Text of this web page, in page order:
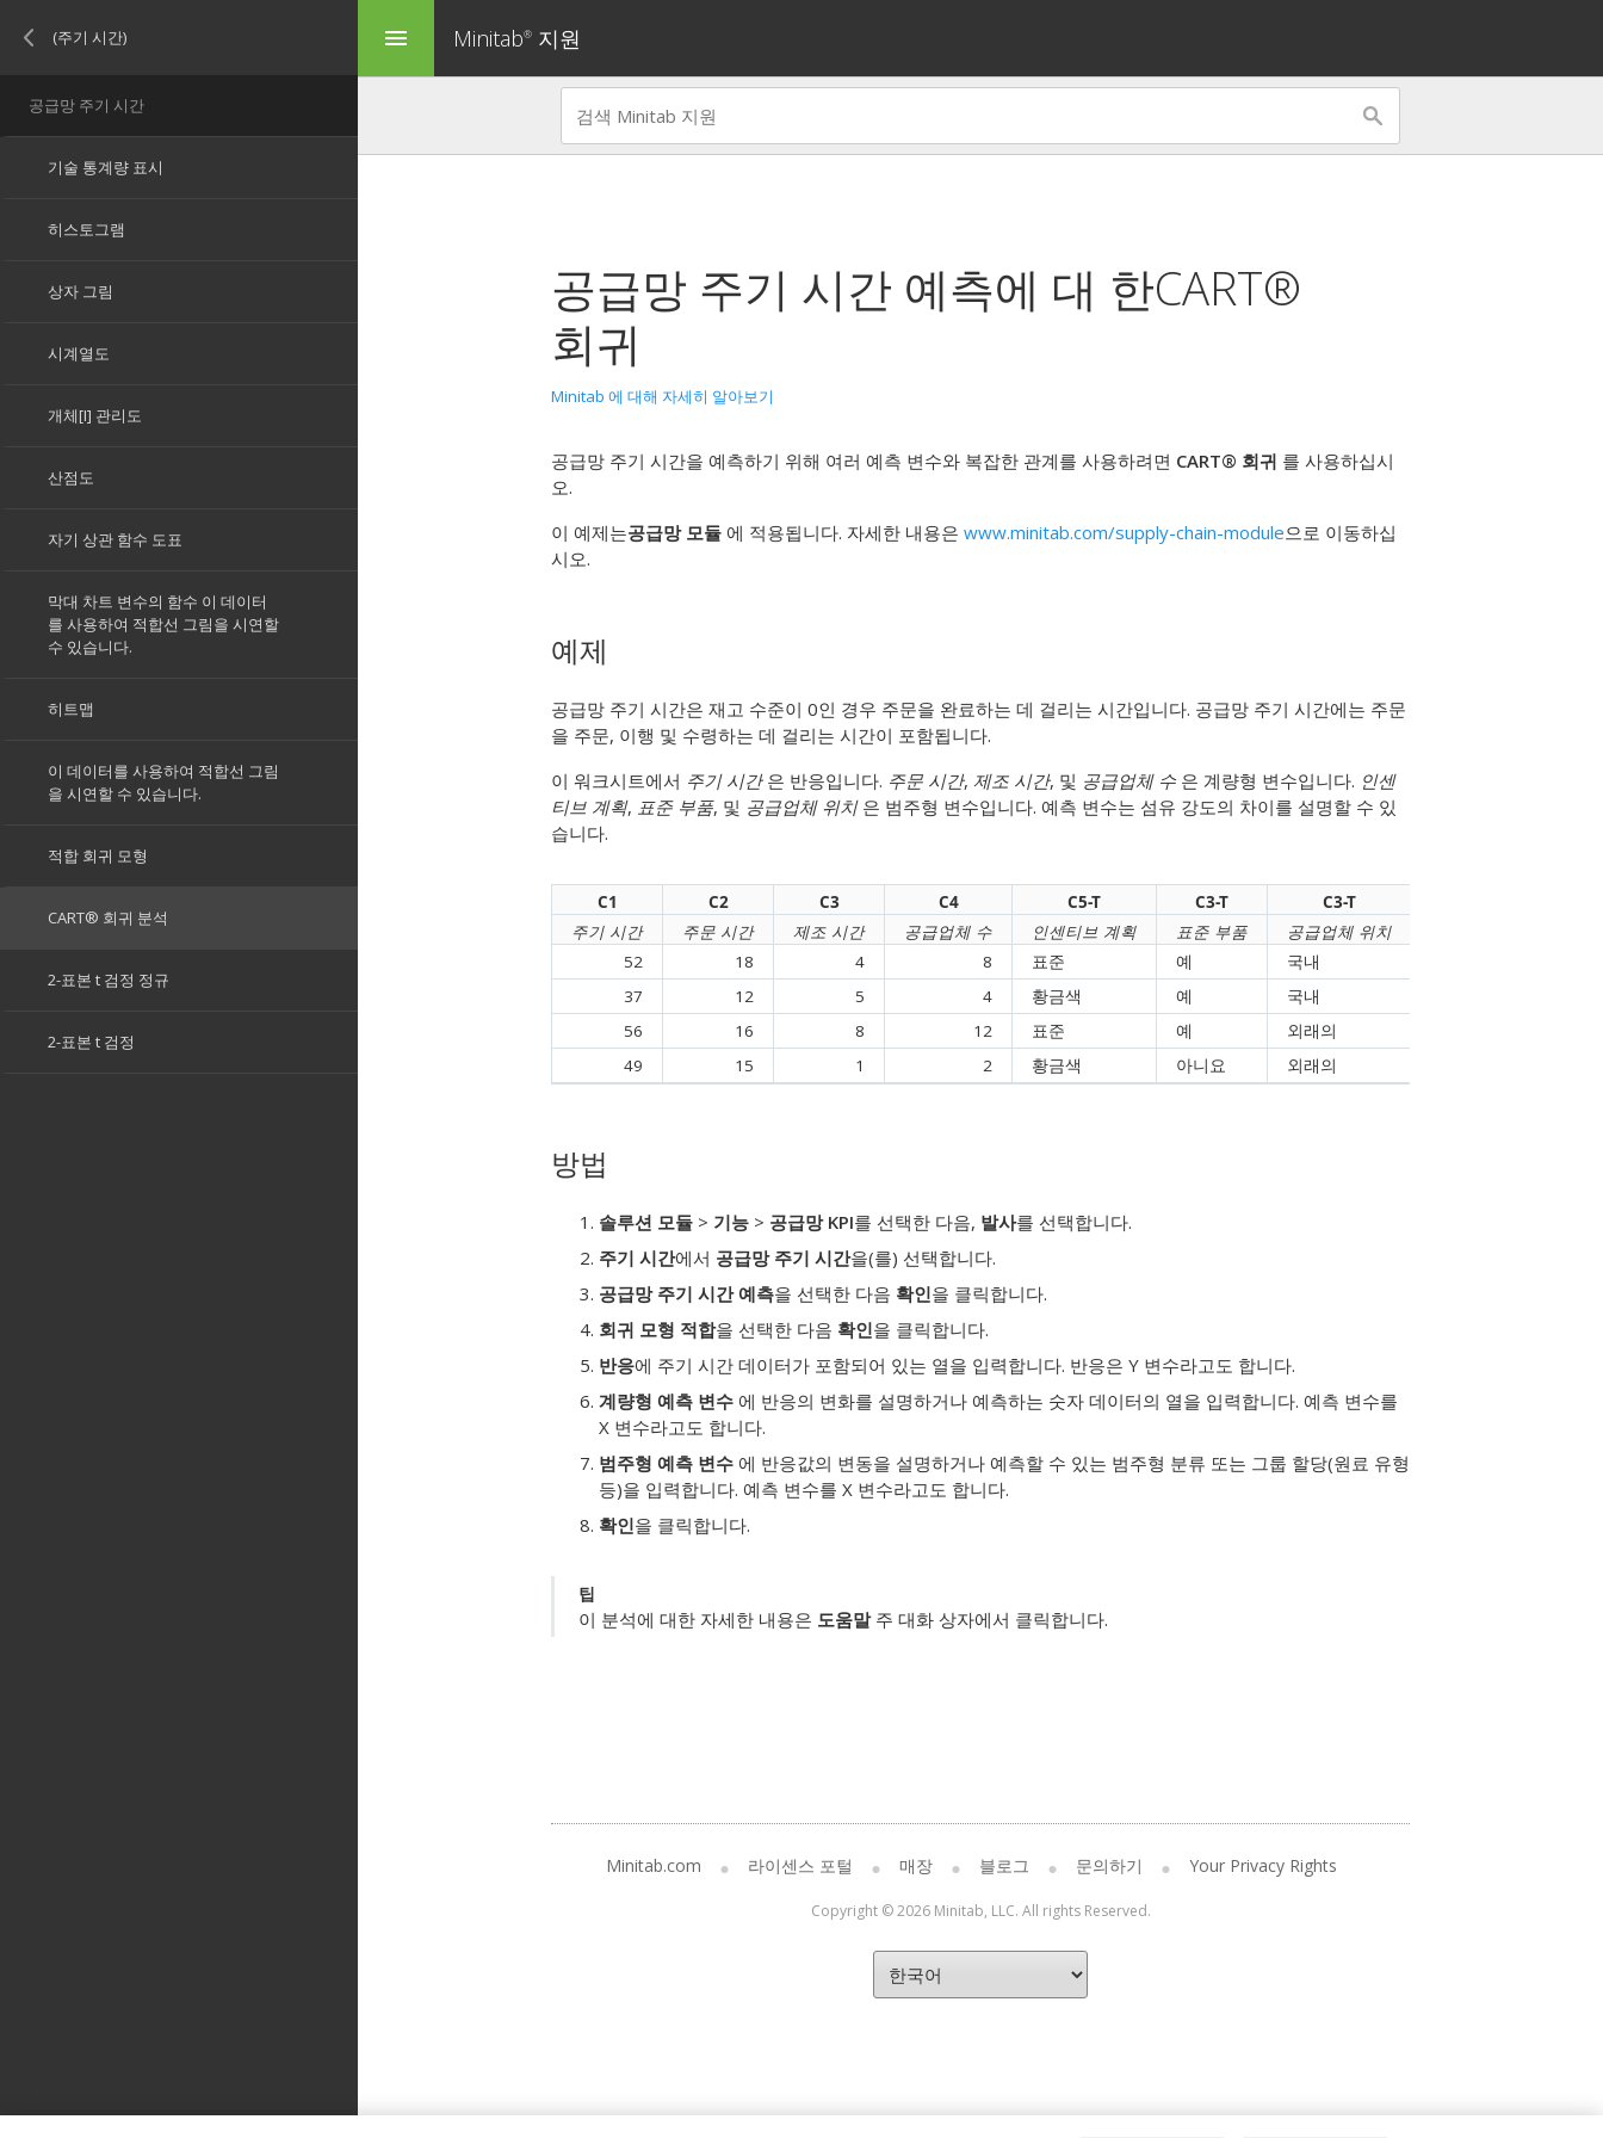
menu Minitab® 지원
공급망 주기 시간 예측에 대 한CART®
회귀
Minitab 에 대해 자세히 알아보기
공급망 주기 시간을 예측하기 위해 여러 예측 변수와 복잡한 관계를 사용하려면 CART® 회귀 를 사용하십시
오.
이 예제는공급망 모듈 에 적용됩니다. 자세한 내용은 www.minitab.com/supply-chain-module으로 이동하십
시오.
예제
공급망 주기 시간은 재고 수준이 0인 경우 주문을 완료하는 데 걸리는 시간입니다. 공급망 주기 시간에는 주문
을 주문, 이행 및 수령하는 데 걸리는 시간이 포함됩니다.
이 워크시트에서 주기 시간은 반응입니다. 주문 시간, 제조 시간, 및 공급업체 수은 계량형 변수입니다. 인센
티브 계획, 표준 부품, 및 공급업체 위치은 범주형 변수입니다. 예측 변수는 섬유 강도의 차이를 설명할 수 있
습니다.
C1 C2 C3 C4 C5-T C3-T
C3-T
주기 시간
주문 시간 제조 시간 공급업체 수 인센티브 계획 표준 부품
공급업체 위치
52
18 4 8 표준 예
국내
37
12 5 4 황금색 예
국내
56
16 8 12 표준 예
외래의
49
15 1 2 황금색 아니요 외래의
방법
솔루션 모듈 > 기능 > 공급망 KPI를 선택한 다음, 발사를 선택합니다.
주기 시간에서 공급망 주기 시간을(를) 선택합니다.
공급망 주기 시간 예측을 선택한 다음 확인을 클릭합니다.
회귀 모형 적합을 선택한 다음 확인을 클릭합니다.
반응에 주기 시간 데이터가 포함되어 있는 열을 입력합니다. 반응은 Y 변수라고도 합니다.
계량형 예측 변수 에 반응의 변화를 설명하거나 예측하는 숫자 데이터의 열을 입력합니다. 예측 변수를
X 변수라고도 합니다.
범주형 예측 변수 에 반응값의 변동을 설명하거나 예측할 수 있는 범주형 분류 또는 그룹 할당(원료 유형
등)을 입력합니다. 예측 변수를 X 변수라고도 합니다.
확인을 클릭합니다.
팁
이 분석에 대한 자세한 내용은 도움말주 대화 상자에서 클릭합니다.
Minitab.com 라이센스 포털 매장 블로그 문의하기 Your Privacy Rights
Copyright © 2026 Minitab, LLC. All rights Reserved.